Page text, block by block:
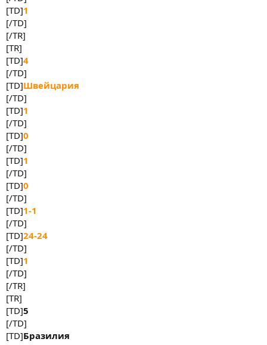
[TD]1
[/TD]
[/TR]
[TR]
[TD]4
[/TD]
[TD]Швейцария
[/TD]
[TD]1
[/TD]
[TD]0
[/TD]
[TD]1
[/TD]
[TD]0
[/TD]
[TD]1-1
[/TD]
[TD]24-24
[/TD]
[TD]1
[/TD]
[/TR]
[TR]
[TD]5
[/TD]
[TD]Бразилия